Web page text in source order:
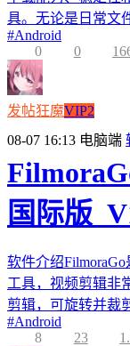
具。无论是日常文
#Android
0
0
发帖狂魔VIP2
08-07 16:13 电脑端
国际版
软件介绍
工具，视频剪辑非
剪辑，可旋转并裁
#Android
8
23